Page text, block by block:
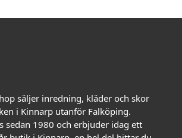
säljer inredning, kläder och skor
i Kinnarp utanför Falköping.
sedan 1980 och erbjuder idag ett